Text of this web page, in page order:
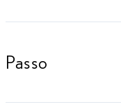
Passo